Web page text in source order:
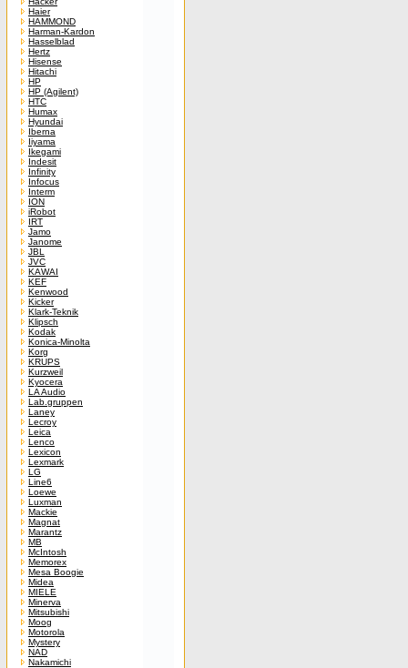
Haier
HAMMOND
Harman-Kardon
Hasselblad
Hertz
Hisense
Hitachi
HP
HP (Agilent)
HTC
Humax
Hyundai
Iberna
Iiyama
Ikegami
Indesit
Infinity
Infocus
Interm
ION
iRobot
IRT
Jamo
Janome
JBL
JVC
KAWAI
KEF
Kenwood
Kicker
Klark-Teknik
Klipsch
Kodak
Konica-Minolta
Korg
KRUPS
Kurzweil
Kyocera
LA Audio
Lab.gruppen
Laney
Lecroy
Leica
Lenco
Lexicon
Lexmark
LG
Line6
Loewe
Luxman
Mackie
Magnat
Marantz
MB
McIntosh
Memorex
Mesa Boogie
Midea
MIELE
Minerva
Mitsubishi
Moog
Motorola
Mystery
NAD
Nakamichi